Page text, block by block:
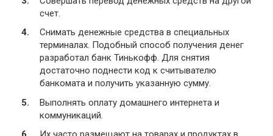
счет.
Снимать денежные средства в специальных
терминалах. Подобный способ получения денег
разработал банк Тинькофф. Для снятия
достаточно поднести код к считывателю
банкомата и получить указанную сумму.
Выполнять оплату домашнего интернета и
коммуникаций.